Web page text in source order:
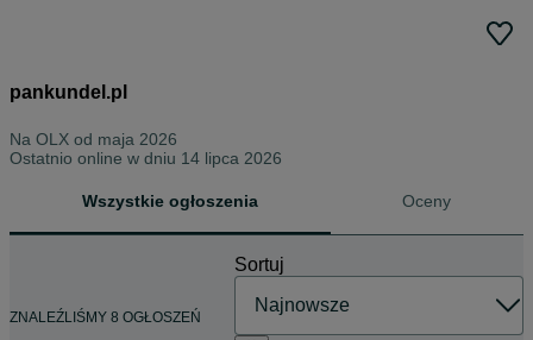
pankundel.pl
Na OLX od maja 2026
Ostatnio online w dniu 14 lipca 2026
Wszystkie ogłoszenia Oceny
ZNALEŹLIŚMY 8 OGŁOSZEŃ
Sortuj